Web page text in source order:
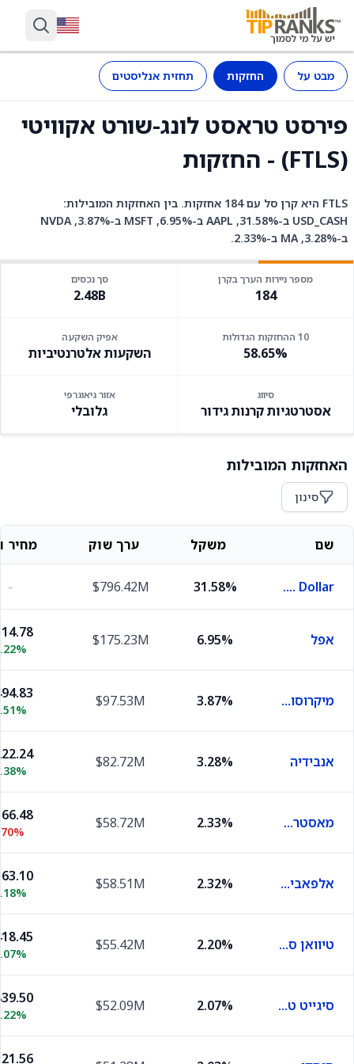
מבט על החזקות תחזית אנליסטים
פירסט טראסט לונג-שורט אקוויטי
(FTLS) - החזקות
FTLS היא קרן סל עם 184 אחזקות. בין האחזקות המובילות:
USD_CASH ב-31.58%, AAPL ב-6.95%, MSFT ב-3.87%, NVDA
ב-3.28%, MA ב-2.33%.
מספר ניירות הערך בקרן
184
סך נכסים
2.48B
10 ההחזקות הגדולות
58.65%
אפיק השקעה
השקעות אלטרנטיביות
סיווג
אסטרטגיות קרנות גידור
אזור גיאוגרפי
גלובלי
האחזקות המובילות
סינון
שם משקל ערך שוק מחיר
U.S. Dollar
31.58%
$796.42M
-
אפל 6.95%
$175.23M
מיקרוסופט 3.87%
$97.53M
אנבידיה 3.28%
$82.72M
מאסטרקארד 2.33%
$58.72M
אלפאבית A 2.32%
$58.51M
טיוואן סמיקונדקטור מניופקצ'רינג 2.20%
$55.42M
סיגייט טכנולוג'י 2.07%
$52.09M